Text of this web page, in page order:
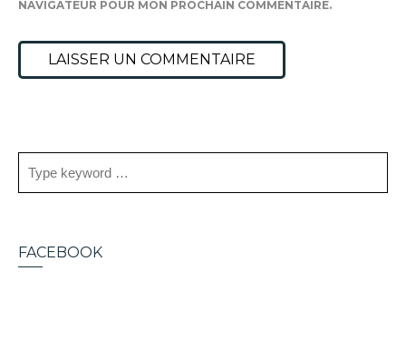
NAVIGATEUR POUR MON PROCHAIN COMMENTAIRE.
FACEBOOK